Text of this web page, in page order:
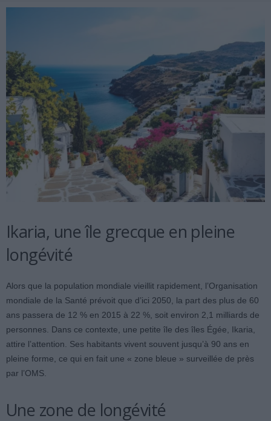
Ikaria, une île grecque en pleine
longévité
Alors que la population mondiale vieillit rapidement, l’Organisation
mondiale de la Santé prévoit que d’ici 2050, la part des plus de 60
ans passera de 12 % en 2015 à 22 %, soit environ 2,1 milliards de
personnes. Dans ce contexte, une petite île des îles Égée, Ikaria,
attire l’attention. Ses habitants vivent souvent jusqu’à 90 ans en
pleine forme, ce qui en fait une « zone bleue » surveillée de près
par l’OMS.
Une zone de longévité